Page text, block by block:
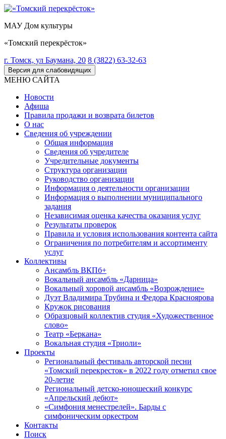
МАУ Дом культуры
«Томский перекрёсток»
г. Томск, ул Баумана, 20 8 (3822) 63-32-63
Версия для слабовидящих
МЕНЮ САЙТА
Новости
Афиша
Правила продажи и возврата билетов
О нас
Сведения об учреждении
Общая информация
Сведения об учредителе
Учредительные документы
Структура организации
Руководство организации
Информация о деятельности организации
Информация о выполнении муниципального
задания
Независимая оценка качества оказания услуг
Результаты проверок
Правила и условия использования контента сайта
Ограничения по потребителям и ассортименту
услуг
Коллективы
Ансамбль ВКПб+
Вокальный ансамбль «Дарница»
Вокальный хоровой ансамбль «Возрождение»
Дуэт Владимира Трубина и Федора Красноярова
Кружок рисования
Образцовый коллектив студия «Художественное
слово»
Театр «Беркана»
Вокальная студия «Триоли»
Проекты
Региональный фестиваль авторской песни
«Томский перекресток» в 2022 году отметил свое
20-летие
Региональный детско-юношеский конкурс
«Апрельский дебют»
«Симфония менестрелей». Барды с
симфоническим оркестром
Контакты
Поиск